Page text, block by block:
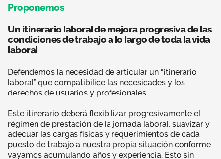
Proponemos
Un itinerario laboral de mejora progresiva de las
condiciones de trabajo a lo largo de toda la vida
laboral
Defendemos la necesidad de articular un “itinerario
laboral” que compatibilice las necesidades y los
derechos de usuarios y profesionales.
Este itinerario deberá flexibilizar progresivamente el
régimen de prestación de la jornada laboral, suavizar y
adecuar las cargas físicas y requerimientos de cada
puesto de trabajo a nuestra propia situación conforme
vayamos acumulando años y experiencia. Esto sin